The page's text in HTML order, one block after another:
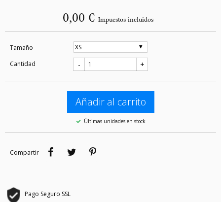
0,00 € Impuestos incluidos
Tamaño
Cantidad
- +
Añadir al carrito
Últimas unidades en stock
Compartir
CompartirTuitear
Pago Seguro SSL